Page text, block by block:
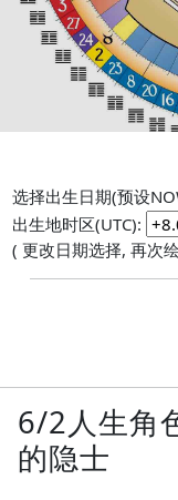
选择出生日期(预设
出生地时区(UTC):
( 更改日期选择, 再次
6/2人生角
的隐士